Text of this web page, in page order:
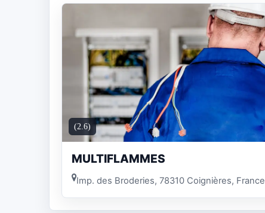
(2.6)
MULTIFLAMMES
Imp. des Broderies, 78310 Coignières, France